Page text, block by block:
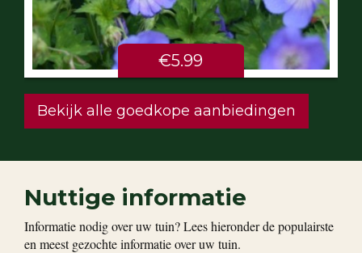
€5.99
Bekijk alle goedkope aanbiedingen
Nuttige informatie
Informatie nodig over uw tuin? Lees hieronder de populairste
en meest gezochte informatie over uw tuin.